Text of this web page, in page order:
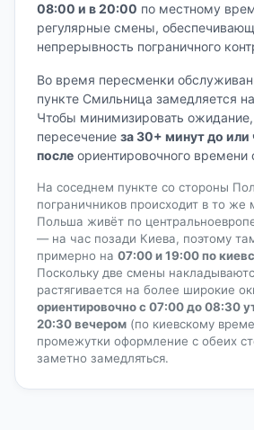
08:00 и в 20:00 по местному
регулярные смены,
непрерывность пограничного
Во время пересменки
пункте Смильница замедляется
Чтобы минимизировать ожидание,
пересечение за 30+ минут до или
после ориентировочного
На соседнем пункте со стороны
пограничников происходит в то же
Польша живёт по
— на час позади Киева, поэтому
примерно на 07:00 и 19:00 по
Поскольку две смены
растягивается на более широкие
ориентировочно с 07:00 до 08:30
20:30 вечером (по киевскому
промежутки оформление с обеих
заметно замедляться.